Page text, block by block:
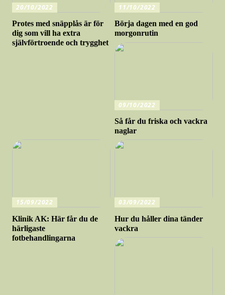
20/10/2022
Protes med snäpplås är för
dig som vill ha extra
självförtroende och trygghet
11/10/2022
Börja dagen med en god
morgonrutin
09/10/2022
Så får du friska och vackra
naglar
15/09/2022
Klinik AK: Här får du de
härligaste
fotbehandlingarna
03/09/2022
Hur du håller dina tänder
vackra